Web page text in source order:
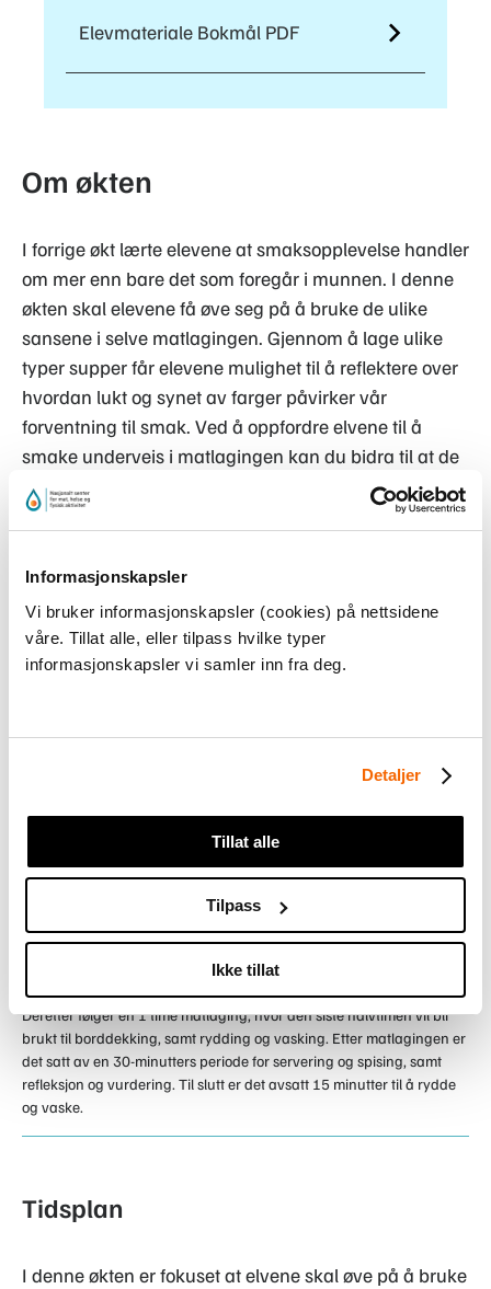
Informasjonskapsler
Vi bruker informasjonskapsler (cookies) på nettsidene
våre. Tillat alle, eller tilpass hvilke typer
informasjonskapsler vi samler inn fra deg.
Detaljer
Tillat alle
Tilpass
Ikke tillat
Elevmateriale Bokmål PDF
Om økten
I forrige økt lærte elevene at smaksopplevelse handler
om mer enn bare det som foregår i munnen. I denne
økten skal elevene få øve seg på å bruke de ulike
sansene i selve matlagingen. Gjennom å lage ulike
typer supper får elevene mulighet til å reflektere over
hvordan lukt og synet av farger påvirker vår
forventning til smak. Ved å oppfordre elvene til å
smake underveis i matlagingen kan du bidra til at de
lærer at smakstilsetning bør skje i samarbeid med
smakssansene, noe som igjen kan bidra til mindre
suppene kan dere også lage en posesuppe som
elevene kan smake på og sammenligne med
suppene som de selv har laget. Hensikten med dette
er å sammenligne industriprodusert mat med mat
Bildet viser et forslag til en tidsplan hvor de første 15 minuttene er
dedikert til teori og instruksjoner, samt refleksjon og evaluering.
Deretter følger en 1 time matlaging, hvor den siste halvtimen vil bli
brukt til borddekking, samt rydding og vasking. Etter matlagingen er
det satt av en 30-minutters periode for servering og spising, samt
refleksjon og vurdering. Til slutt er det avsatt 15 minutter til å rydde
og vaske.
Tidsplan
I denne økten er fokuset at elvene skal øve på å bruke